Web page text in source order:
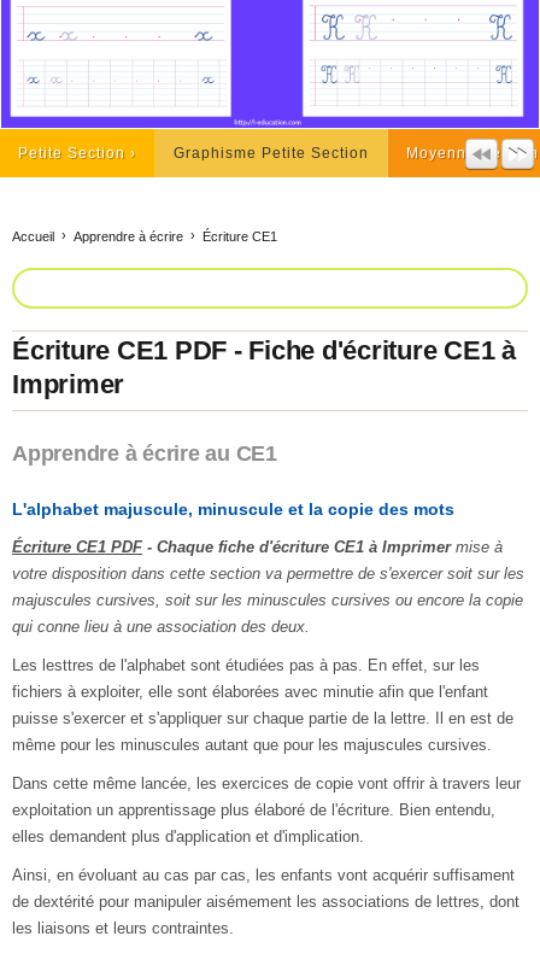
Petite Section Graphisme Petite Section Moyenne Section
Accueil Apprendre à écrire Écriture CE1
Écriture CE1 PDF - Fiche d'écriture CE1 à
Imprimer
Apprendre à écrire au CE1
L'alphabet majuscule, minuscule et la copie des mots
Écriture CE1 PDF - Chaque fiche d'écriture CE1 à Imprimermise à
votre disposition dans cette section va permettre de s'exercer soit sur les
majuscules cursives, soit sur les minuscules cursives ou encore la copie
qui conne lieu à une association des deux.
Les lesttres de l'alphabet sont étudiées pas à pas. En effet, sur les
fichiers à exploiter, elle sont élaborées avec minutie afin que l'enfant
puisse s'exercer et s'appliquer sur chaque partie de la lettre. Il en est de
même pour les minuscules autant que pour les majuscules cursives.
Dans cette même lancée, les exercices de copie vont offrir à travers leur
exploitation un apprentissage plus élaboré de l'écriture. Bien entendu,
elles demandent plus d'application et d'implication.
Ainsi, en évoluant au cas par cas, les enfants vont acquérir suffisament
de dextérité pour manipuler aisémement les associations de lettres, dont
les liaisons et leurs contraintes.